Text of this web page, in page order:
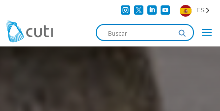
    ES